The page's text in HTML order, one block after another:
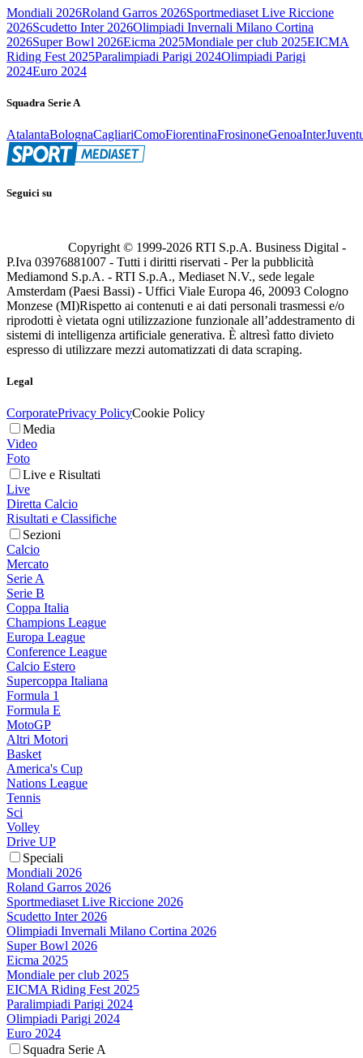
Mondiali 2026Roland Garros 2026Sportmediaset Live Riccione
2026Scudetto Inter 2026Olimpiadi Invernali Milano Cortina
2026Super Bowl 2026Eicma 2025Mondiale per club 2025EICMA
Riding Fest 2025Paralimpiadi Parigi 2024Olimpiadi Parigi
2024Euro 2024
Squadra Serie A
AtalantaBolognaCagliariComoFiorentinaFrosinoneGenoaInter
Seguici su
Copyright © 1999-2026 RTI S.p.A. Business Digital -
P.Iva 03976881007 - Tutti i diritti riservati - Per la pubblicità
Mediamond S.p.A. - RTI S.p.A., Mediaset N.V., sede legale
Amsterdam (Paesi Bassi) - Uffici Viale Europa 46, 20093 Cologno
Monzese (MI)Rispetto ai contenuti e ai dati personali trasmessi e/o
riprodotti è vietata ogni utilizzazione funzionale all’addestramento di
sistemi di intelligenza artificiale generativa. È altresì fatto divieto
espresso di utilizzare mezzi automatizzati di data scraping.
Legal
CorporatePrivacy PolicyCookie Policy
Media
Video
Foto
Live e Risultati
Live
Diretta Calcio
Risultati e Classifiche
Sezioni
Calcio
Mercato
Serie A
Serie B
Coppa Italia
Champions League
Europa League
Conference League
Calcio Estero
Supercoppa Italiana
Formula 1
Formula E
MotoGP
Altri Motori
Basket
America's Cup
Nations League
Tennis
Sci
Volley
Drive UP
Speciali
Mondiali 2026
Roland Garros 2026
Sportmediaset Live Riccione 2026
Scudetto Inter 2026
Olimpiadi Invernali Milano Cortina 2026
Super Bowl 2026
Eicma 2025
Mondiale per club 2025
EICMA Riding Fest 2025
Paralimpiadi Parigi 2024
Olimpiadi Parigi 2024
Euro 2024
Squadra Serie A